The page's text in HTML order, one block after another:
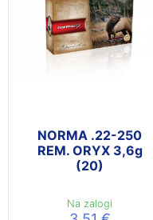
NORMA .22-250
REM. ORYX 3,6g
(20)
Na zalogi